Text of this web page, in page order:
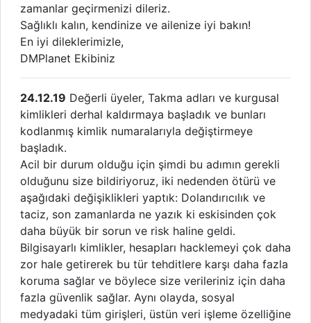
zamanlar geçirmenizi dileriz.
Sağlıklı kalın, kendinize ve ailenize iyi bakın!
En iyi dileklerimizle,
DMPlanet Ekibiniz
24.12.19 Değerli üyeler, Takma adları ve kurgusal
kimlikleri derhal kaldırmaya başladık ve bunları
kodlanmış kimlik numaralarıyla değiştirmeye
başladık.
Acil bir durum olduğu için şimdi bu adımın gerekli
olduğunu size bildiriyoruz, iki nedenden ötürü ve
aşağıdaki değişiklikleri yaptık: Dolandırıcılık ve
taciz, son zamanlarda ne yazık ki eskisinden çok
daha büyük bir sorun ve risk haline geldi.
Bilgisayarlı kimlikler, hesapları hacklemeyi çok daha
zor hale getirerek bu tür tehditlere karşı daha fazla
koruma sağlar ve böylece size verileriniz için daha
fazla güvenlik sağlar. Aynı olayda, sosyal
medyadaki tüm girişleri, üstün veri işleme özelliğine